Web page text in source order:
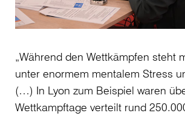
„Während den Wettkämpfen steht
unter enormem mentalem Stress
(…) In Lyon zum Beispiel waren
Wettkampftage verteilt rund